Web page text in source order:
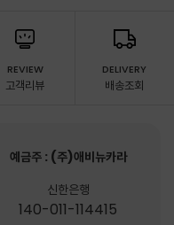
REVIEW
고객리뷰
DELIVERY
배송조회
예금주 : (주)애비뉴카라
신한은행
140-011-114415